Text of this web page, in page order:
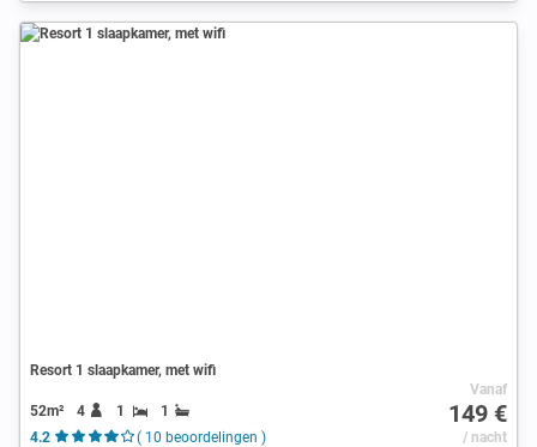
Resort 1 slaapkamer, met wifi
52m² 4 1
1
4.2
( 10 beoordelingen )
Vanaf
149 €
/ nacht